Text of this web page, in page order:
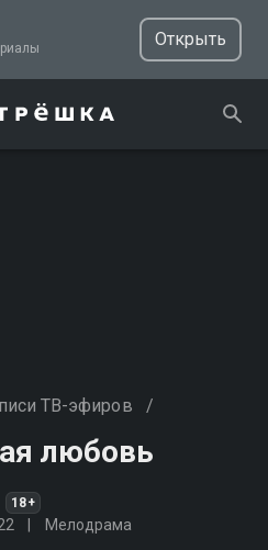
и сериалы
Открыть
ТВ-эфиров /
любовь
18+
Мелодрама